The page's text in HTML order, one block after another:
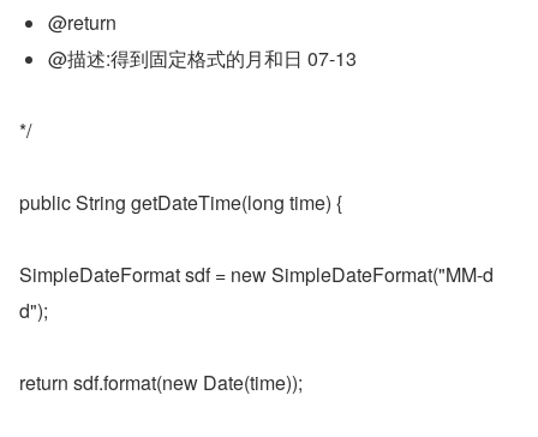
@return
@描述:得到固定格式的月和日 07-13
*/
public String getDateTime(long time) {
SimpleDateFormat sdf = new SimpleDateFormat("MM-d
d");
return sdf.format(new Date(time));